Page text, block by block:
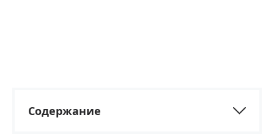
Содержание